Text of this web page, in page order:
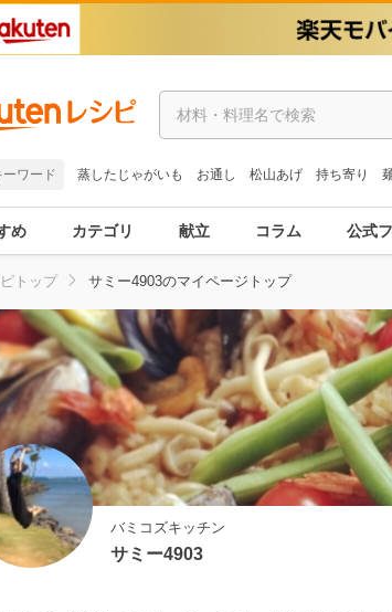
ーワード 蒸したじゃがいも お通し 松山あげ 持ち寄り
め カテゴリ 献立 コラム 公式
トップ サミー4903のマイページトップ
バミコズキッチン
サミー4903